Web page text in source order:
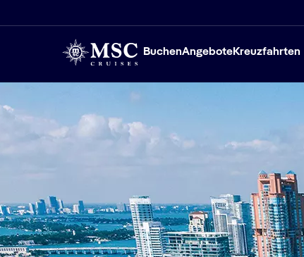
BuchenAngeboteKreuzfahrten